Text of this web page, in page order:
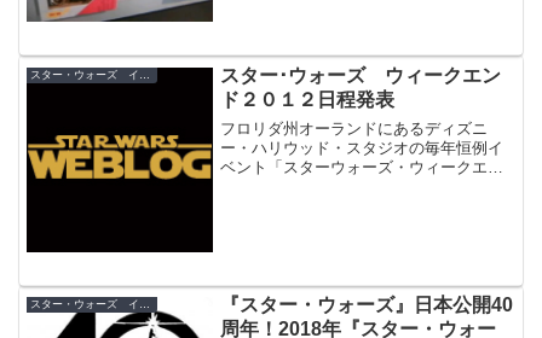
スター･ウォーズ ウィークエン
ド２０１２日程発表
フロリダ州オーランドにあるディズニ
ー・ハリウッド・スタジオの毎年恒例イ
ベント「スターウォーズ・ウィークエン
スター・ウォーズ イベント
『スター・ウォーズ』日本公開40
周年！2018年『スター・ウォー